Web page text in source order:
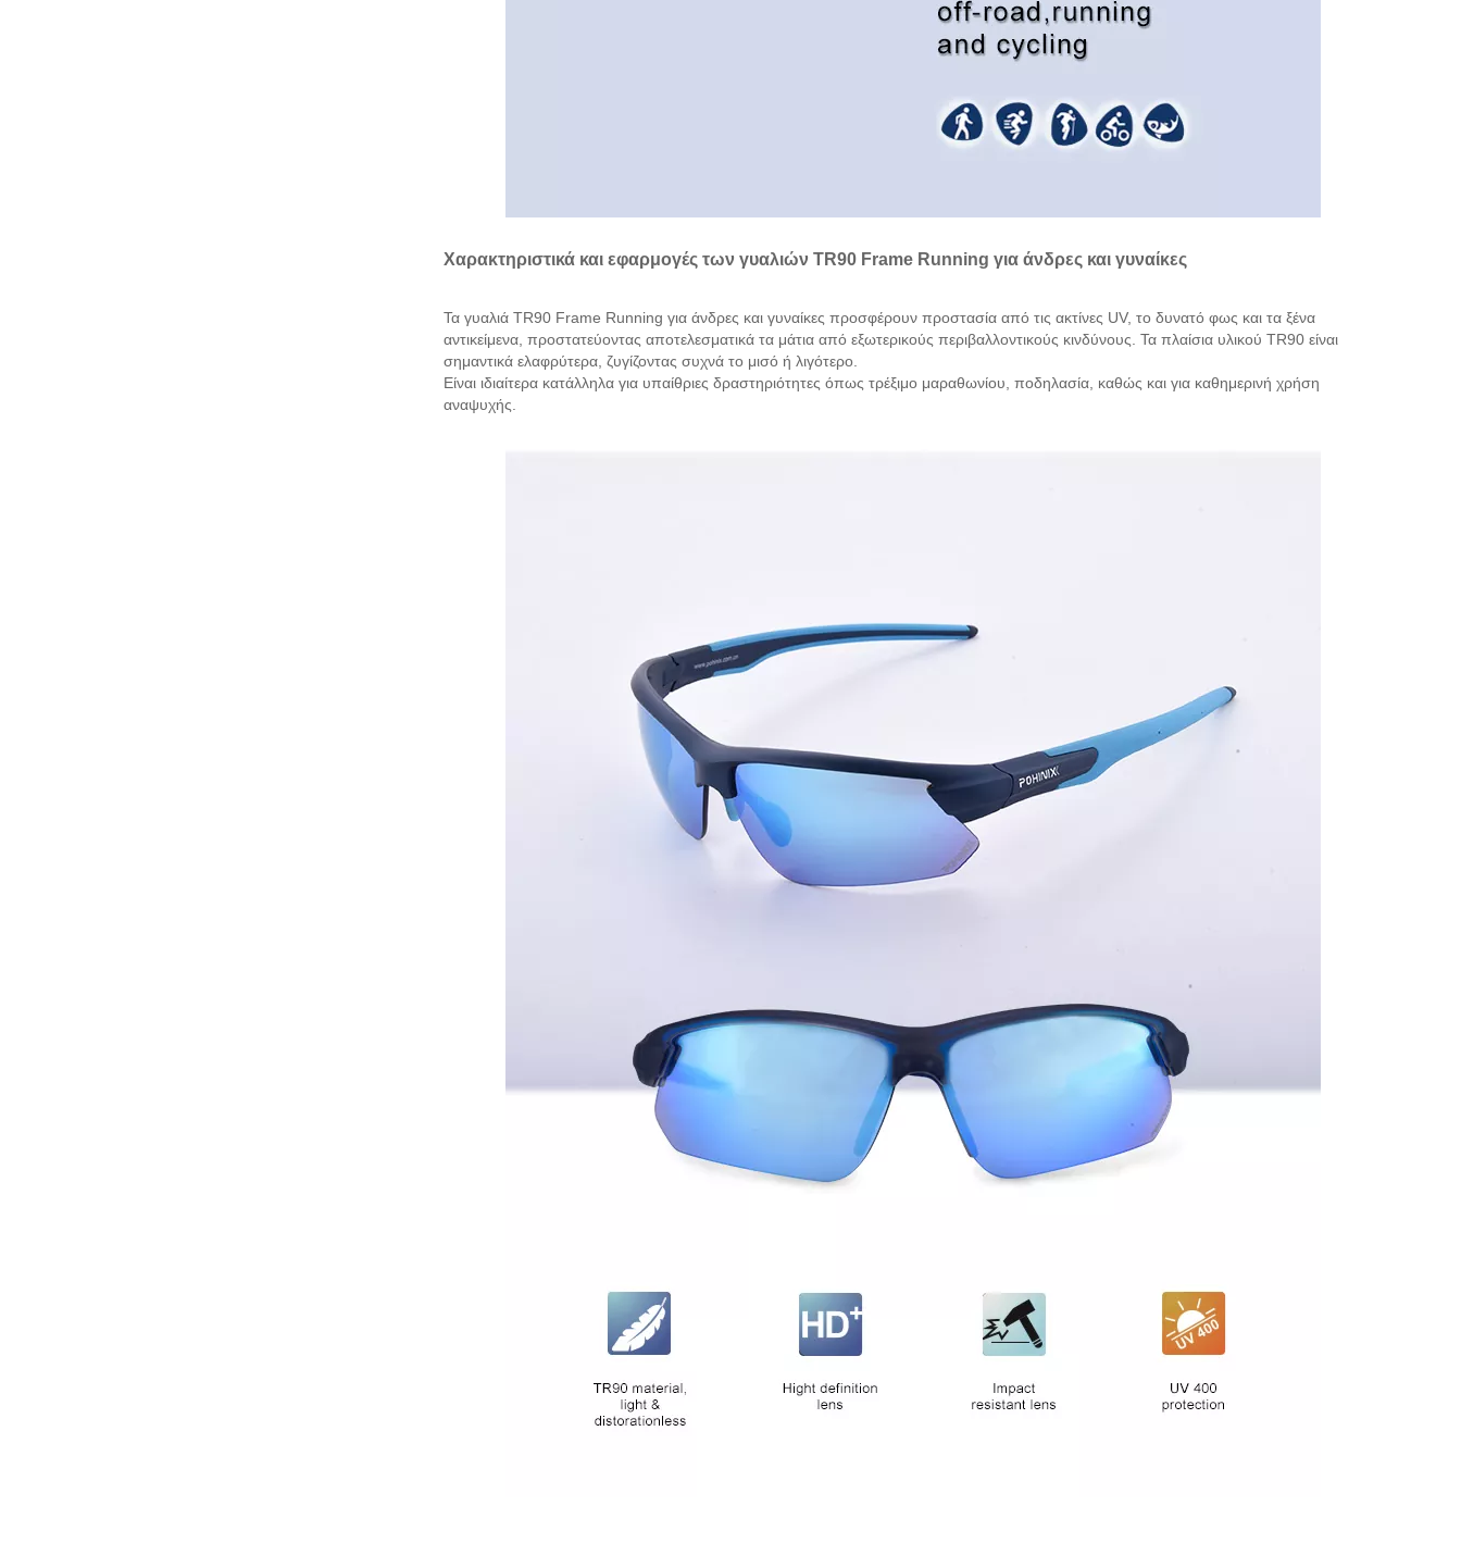
Χαρακτηριστικά και εφαρμογές των γυαλιών TR90 Frame Running για άνδρες και γυναίκες
Τα γυαλιά TR90 Frame Running για άνδρες και γυναίκες προσφέρουν προστασία από τις ακτίνες UV, το δυνατό φως και τα ξένα
αντικείμενα, προστατεύοντας αποτελεσματικά τα μάτια από εξωτερικούς περιβαλλοντικούς κινδύνους. Τα πλαίσια υλικού TR90 είναι
σημαντικά ελαφρύτερα, ζυγίζοντας συχνά το μισό ή λιγότερο.
Είναι ιδιαίτερα κατάλληλα για υπαίθριες δραστηριότητες όπως τρέξιμο μαραθωνίου, ποδηλασία, καθώς και για καθημερινή χρήση
αναψυχής.